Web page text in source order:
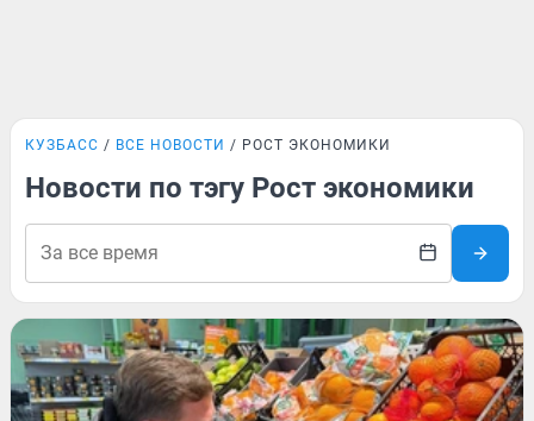
КУЗБАСС ВСЕ НОВОСТИ РОСТ ЭКОНОМИКИ
Новости по тэгу Рост экономики